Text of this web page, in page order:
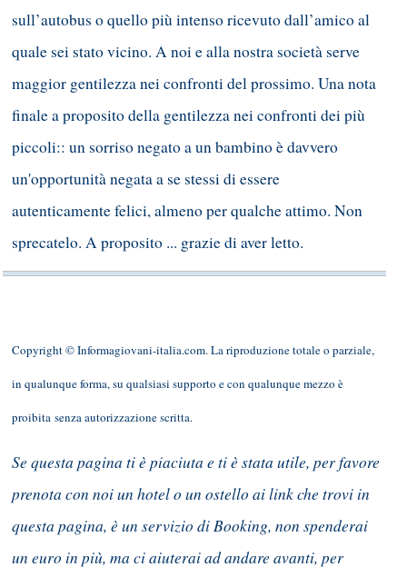
sull’autobus o quello più intenso ricevuto dall’amico al
quale sei stato vicino. A noi e alla nostra società serve
maggior gentilezza nei confronti del prossimo. Una nota
finale a proposito della gentilezza nei confronti dei più
piccoli:: un sorriso negato a un bambino è davvero
un'opportunità negata a se stessi di essere
autenticamente felici, almeno per qualche attimo. Non
sprecatelo. A proposito ... grazie di aver letto.
Copyright © Informagiovani-italia.com. La riproduzione totale o parziale,
in qualunque forma, su qualsiasi supporto e con qualunque mezzo è
proibita senza autorizzazione scritta.
Se questa pagina ti è piaciuta e ti è stata utile, per favore
prenota con noi un hotel o un ostello ai link che trovi in
questa pagina, è un servizio di Booking, non spenderai
un euro in più, ma ci aiuterai ad andare avanti, per